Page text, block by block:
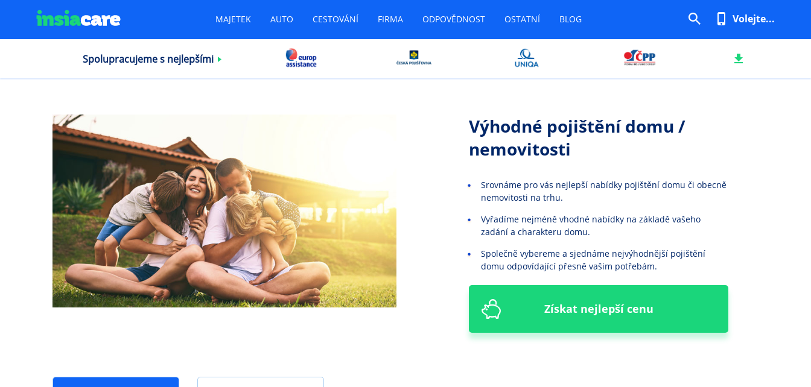
Volejte...
MAJETEK AUTO CESTOVÁNÍ FIRMA ODPOVĚDNOST OSTATNÍ BLOG
Spolupracujeme s nejlepšími
Výhodné pojištění domu /
nemovitosti
Srovnáme pro vás nejlepší nabídky pojištění domu či obecně
nemovitosti na trhu.
Vyřadíme nejméně vhodné nabídky na základě vašeho
zadání a charakteru domu.
Společně vybereme a sjednáme nejvýhodnější pojištění
domu odpovídající přesně vašim potřebám.
Získat nejlepší cenu